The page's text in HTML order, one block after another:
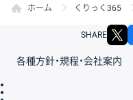
ホーム くりっく365
SHARE
各種方針・規程・会社案内